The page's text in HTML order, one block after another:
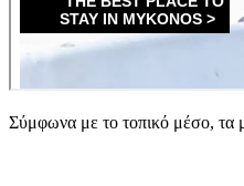
Σύμφωνα με το τοπικό μέσο, τα